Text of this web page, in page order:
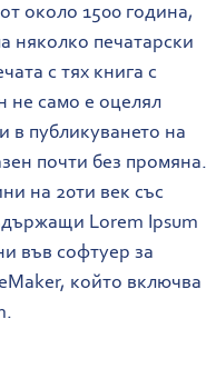
около 1500 година,
няколко печатарски
с тях книга с
не само е оцелял
в публикуването на
почти без промяна.
на 20ти век със
Lorem Ipsum
във софтуер за
който включва